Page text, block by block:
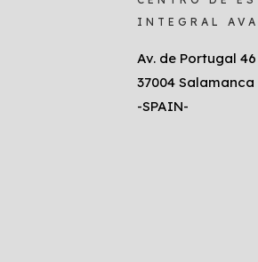
INTEGRAL
Av. de Portugal
37004 Salamanca
-SPAIN-